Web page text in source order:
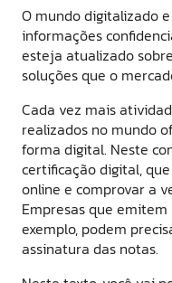
O mundo digitalizado
informações
esteja atualizado
soluções que o
Cada vez mais
realizados no mundo
forma digital. Neste
certificação digital,
online e comprovar a
Empresas que
exemplo, podem
assinatura das notas.